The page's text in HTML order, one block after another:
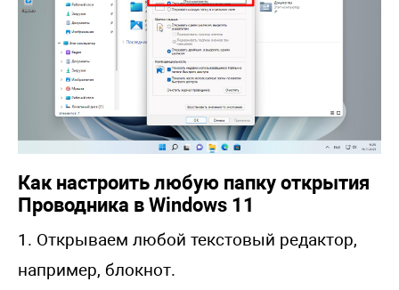
Как настроить любую папку открытия
Проводника в Windows 11
1. Открываем любой текстовый редактор,
например, блокнот.